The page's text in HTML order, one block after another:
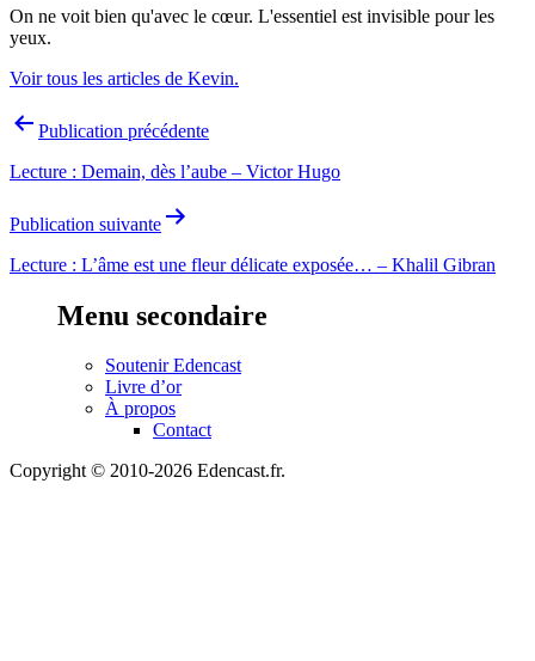
On ne voit bien qu'avec le cœur. L'essentiel est invisible pour les
yeux.
Voir tous les articles de Kevin.
Navigation
l’article
Publication précédente
Lecture : Demain, dès l’aube – Victor Hugo
Publication suivante
Lecture : L’âme est une fleur délicate exposée… – Khalil Gibran
Menu secondaire
Soutenir Edencast
Livre d’or
À propos
Contact
Copyright © 2010-2026 Edencast.fr.